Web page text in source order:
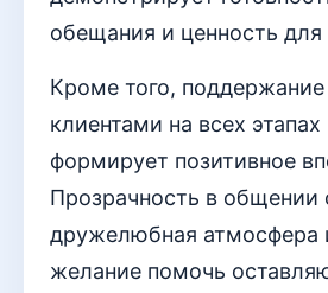
обещания и ценность для
Кроме того, поддержание
клиентами на всех
формирует позитивное
Прозрачность в общении
дружелюбная атмосфера
желание помочь